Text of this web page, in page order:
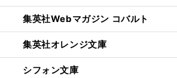
集英社Webマガジン コバルト
集英社オレンジ文庫
シフォン文庫